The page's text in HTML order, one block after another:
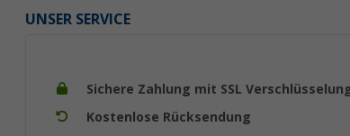
UNSER SERVICE
Sichere Zahlung mit SSL
Kostenlose Rücksendung
Berger Kynne Polypropylen
1, €